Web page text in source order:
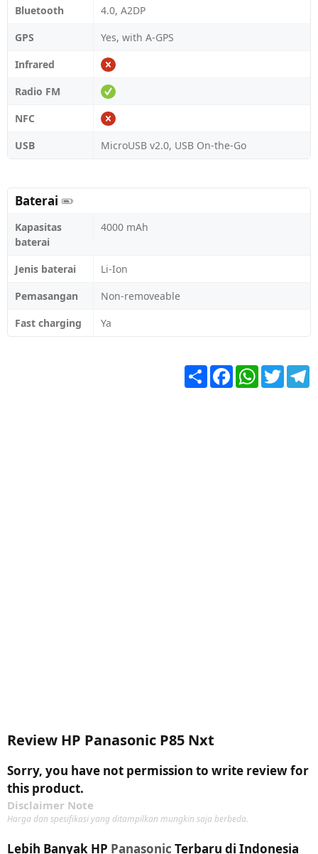
Bluetooth
4.0, A2DP
GPS
Yes, with A-GPS
Infrared
Radio FM
NFC
USB
MicroUSB v2.0, USB On-the-Go
Baterai
Kapasitas
baterai
4000 mAh
Jenis baterai
Li-Ion
Pemasangan
Non-removeable
Fast charging
Ya
Share FacebookWhatsApp
Twitter
Review HP Panasonic P85 Nxt
Sorry, you have not permission to write review for
this product.
Disclaimer Note
Harga dan spesifikasi yang ditampilkan mungkin saja berbeda.
Lebih Banyak HP Panasonic Terbaru di Indonesia